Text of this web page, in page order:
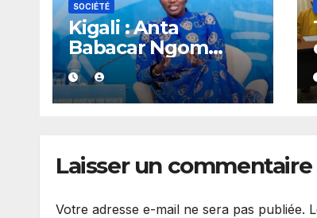
SOCIÉTÉ
Kigali : Anta
Babacar Ngom
salue une académie
dédiée au
leadership politique
Laisser un commentaire
Votre adresse e-mail ne sera pas publiée.